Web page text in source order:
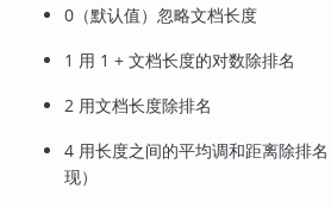
0（默认值）忽略文档长度
1 用 1 + 文档长度的对数除排名
2 用文档长度除排名
4 用长度之间的平均调和距离除排
现）